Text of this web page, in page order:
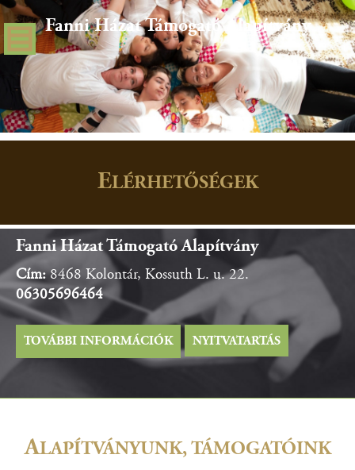
Fanni Házat Támogató Alapítvány
Fanni Házat Támogató Alapítvány
Fanni Házat Támogató Alapítvány
ELÉRHETŐSÉGEK
Fanni Házat Támogató Alapítvány
Cím:8468 Kolontár, Kossuth L. u. 22.
06305696464
TOVÁBBI INFORMÁCIÓK NYITVATARTÁS
ALAPÍTVÁNYUNK, TÁMOGATÓINK